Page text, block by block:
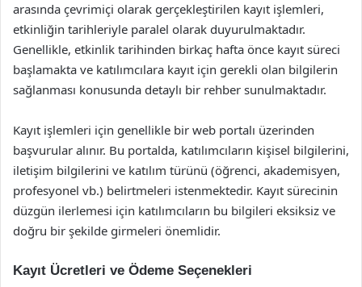
arasında çevrimiçi olarak gerçekleştirilen kayıt işlemleri,
etkinliğin tarihleriyle paralel olarak duyurulmaktadır.
Genellikle, etkinlik tarihinden birkaç hafta önce kayıt süreci
başlamakta ve katılımcılara kayıt için gerekli olan bilgilerin
sağlanması konusunda detaylı bir rehber sunulmaktadır.
Kayıt işlemleri için genellikle bir web portalı üzerinden
başvurular alınır. Bu portalda, katılımcıların kişisel bilgilerini,
iletişim bilgilerini ve katılım türünü (öğrenci, akademisyen,
profesyonel vb.) belirtmeleri istenmektedir. Kayıt sürecinin
düzgün ilerlemesi için katılımcıların bu bilgileri eksiksiz ve
doğru bir şekilde girmeleri önemlidir.
Kayıt Ücretleri ve Ödeme Seçenekleri